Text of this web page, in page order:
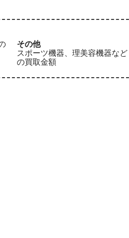
その他
スポーツ機器、理美容機器など
の買取金額